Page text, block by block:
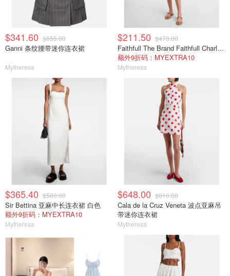
$341.60 $855.00
Ganni 条纹腰带迷你连衣裙
Mytheresa
$211.50 $470.00
Faithfull The Brand Faithfull Charlene 格纹棉质迷你连衣裙
额外9折码：MYEXTRA10
Mytheresa
$365.40 $580.00
Sir Bettina 亚麻中长连衣裙 白色
额外9折码：MYEXTRA10
Mytheresa
$648.00 $810.00
Cala de la Cruz Veneta 波点亚麻吊
带迷你连衣裙
Mytheresa